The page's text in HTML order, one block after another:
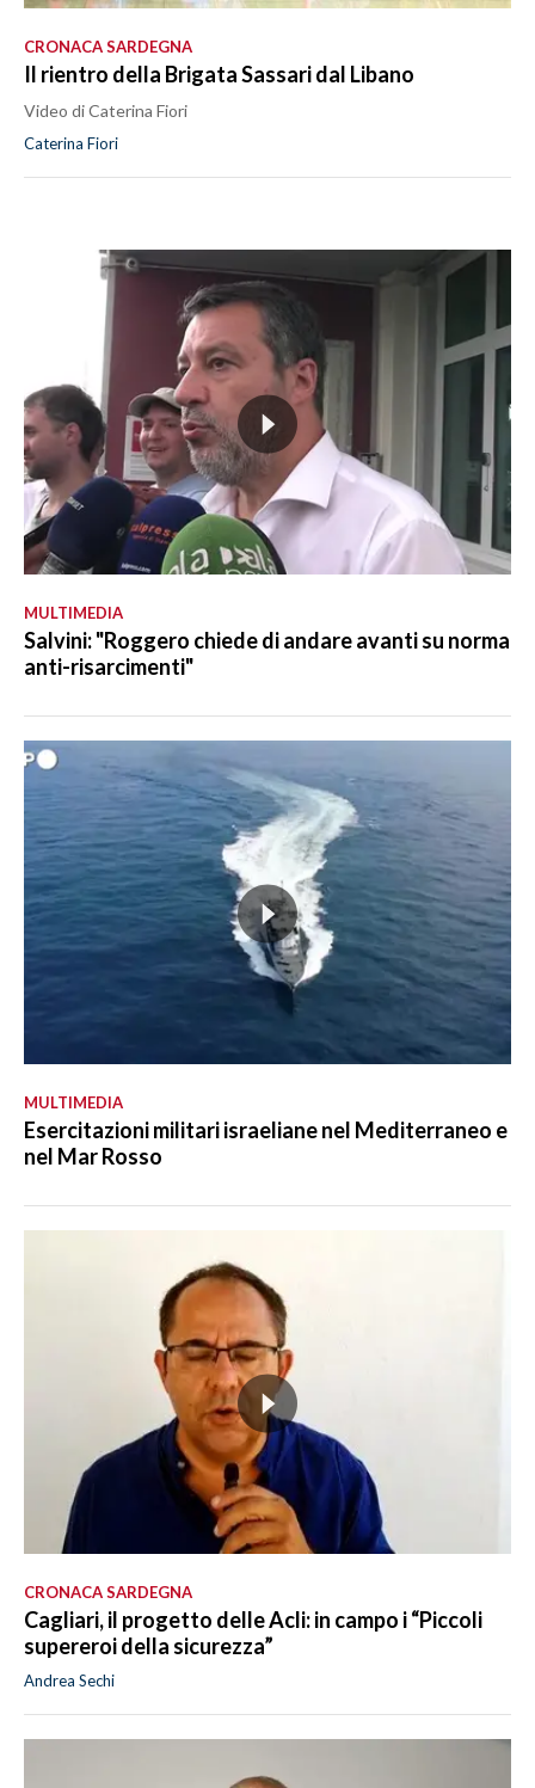
CRONACA SARDEGNA
Il rientro della Brigata Sassari dal Libano
Video di Caterina Fiori
Caterina Fiori
MULTIMEDIA
Salvini: "Roggero chiede di andare avanti su norma
anti-risarcimenti"
MULTIMEDIA
Esercitazioni militari israeliane nel Mediterraneo e
nel Mar Rosso
CRONACA SARDEGNA
Cagliari, il progetto delle Acli: in campo i “Piccoli
supereroi della sicurezza”
Andrea Sechi